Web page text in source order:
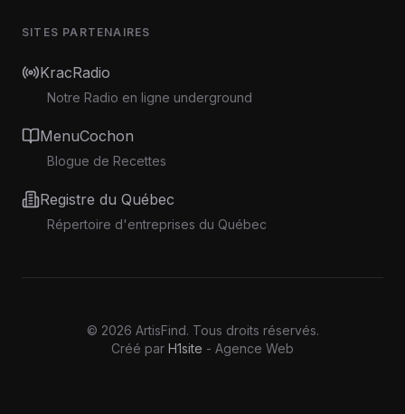
SITES PARTENAIRES
KracRadio
Notre Radio en ligne underground
MenuCochon
Blogue de Recettes
Registre du Québec
Répertoire d'entreprises du Québec
© 2026 ArtisFind. Tous droits réservés.
Créé par H1site - Agence Web